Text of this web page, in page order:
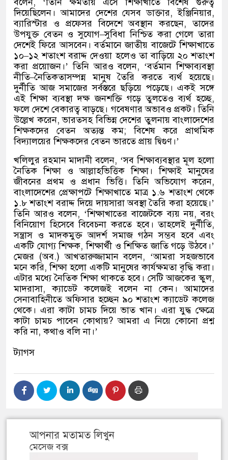
দিয়েছিলেন। আমাদের দেশের যেসব ডাক্তার,ইঞ্জিনিয়ার,
ব্যারিস্টার ও প্রফেসর বিদেশে অবস্থান করছেন,তাদের
উপযুক্ত বেতন ও সুযোগ–সুবিধা নিশ্চিত করা গেলে তারা
দেশেই ফিরে আসবেন। বর্তমানে জাতীয় বাজেটে শিক্ষাখাতে
১০–১২ শতাংশ বরাদ্দ দেওয়া হলেও তা বাড়িয়ে ২০ শতাংশ
করা প্রয়োজন।’তিনি আরও বলেন, ‘বর্তমান শিক্ষাব্যবস্থা
নীতি–নৈতিকতাসম্পন্ন মানুষ তৈরি করতে ব্যর্থ হয়েছে।
দুর্নীতি আজ সমাজের সর্বস্তরে ছড়িয়ে পড়েছে। একই সঙ্গে
এই শিক্ষা ব্যবস্থা দক্ষ জনশক্তি গড়ে তুলতেও ব্যর্থ হচ্ছে,
ফলে দেশে বেকারত্ব বাড়ছে। গবেষণার অভাবও প্রকট। তিনি
উল্লেখ করেন,ভারতসহ বিভিন্ন দেশের তুলনায় বাংলাদেশের
শিক্ষকদের বেতন অত্যন্ত কম;বিশেষ করে প্রাথমিক
বিদ্যালয়ের শিক্ষকদের বেতন ভারতে প্রায় দ্বিগুণ।’
খলিলুর রহমান মাদানী বলেন, ‘সব শিক্ষাব্যবস্থার মূল হলো
নৈতিক শিক্ষা ও আল্লাহভিত্তিক শিক্ষা। শিক্ষাই মানুষের
জীবনের প্রথম ও প্রধান ভিত্তি। তিনি অভিযোগ করেন,
বাংলাদেশের প্রেক্ষাপটে শিক্ষাখাতে মাত্র ১.৬ শতাংশ থেকে
১.৮ শতাংশ বরাদ্দ দিয়ে দায়সারা অবস্থা তৈরি করা হয়েছে।’
তিনি আরও বলেন, ‘শিক্ষাখাতের বাজেটকে ব্যয় নয়,বরং
বিনিয়োগ হিসেবে বিবেচনা করতে হবে। তাহলেই দুর্নীতি,
সন্ত্রাস ও মাদকমুক্ত আদর্শ সমাজ গঠন সম্ভব হবে এবং
একটি যোগ্য শিক্ষক,শিক্ষার্থী ও শিক্ষিত জাতি গড়ে উঠবে।’
মেজর (অব.)আখতারুজ্জামান বলেন, ‘আমরা সহজভাবে
মনে করি,শিক্ষা হলো একটি মানুষের কার্যক্ষমতা বৃদ্ধি করা।
এটার মধ্যে নৈতিক শিক্ষা থাকতে হবে। সেটি আজকের স্কুল,
মাদরাসা,ক্যাডেট কলেজই বলেন না কেন। আমাদের
সেনাবাহিনীতে অফিসার হচ্ছেন ৯০ শতাংশ ক্যাডেট কলেজ
থেকে। এরা কাটা চামচ দিয়ে ভাত খান। এরা যুদ্ধ ক্ষেত্রে
কাটা চামচ পাবেন কোথায়?আমরা এ নিয়ে কোনো প্রশ্ন
করি না,কথাও বলি না।’
ট্যাগস
আপনার মতামত লিখুন
মেসেজ বক্স